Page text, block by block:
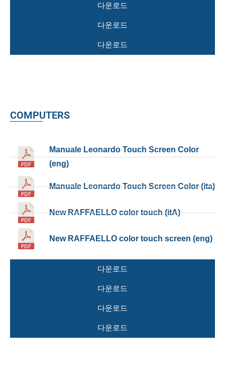
다운로드
다운로드
다운로드
COMPUTERS
Manuale Leonardo Touch Screen Color
(eng)
Manuale Leonardo Touch Screen Color (ita)
New RAFFAELLO color touch (itA)
New RAFFAELLO color touch screen (eng)
다운로드
다운로드
다운로드
다운로드